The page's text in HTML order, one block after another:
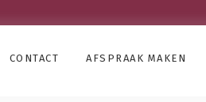
CONTACT AFSPRAAK MAKEN